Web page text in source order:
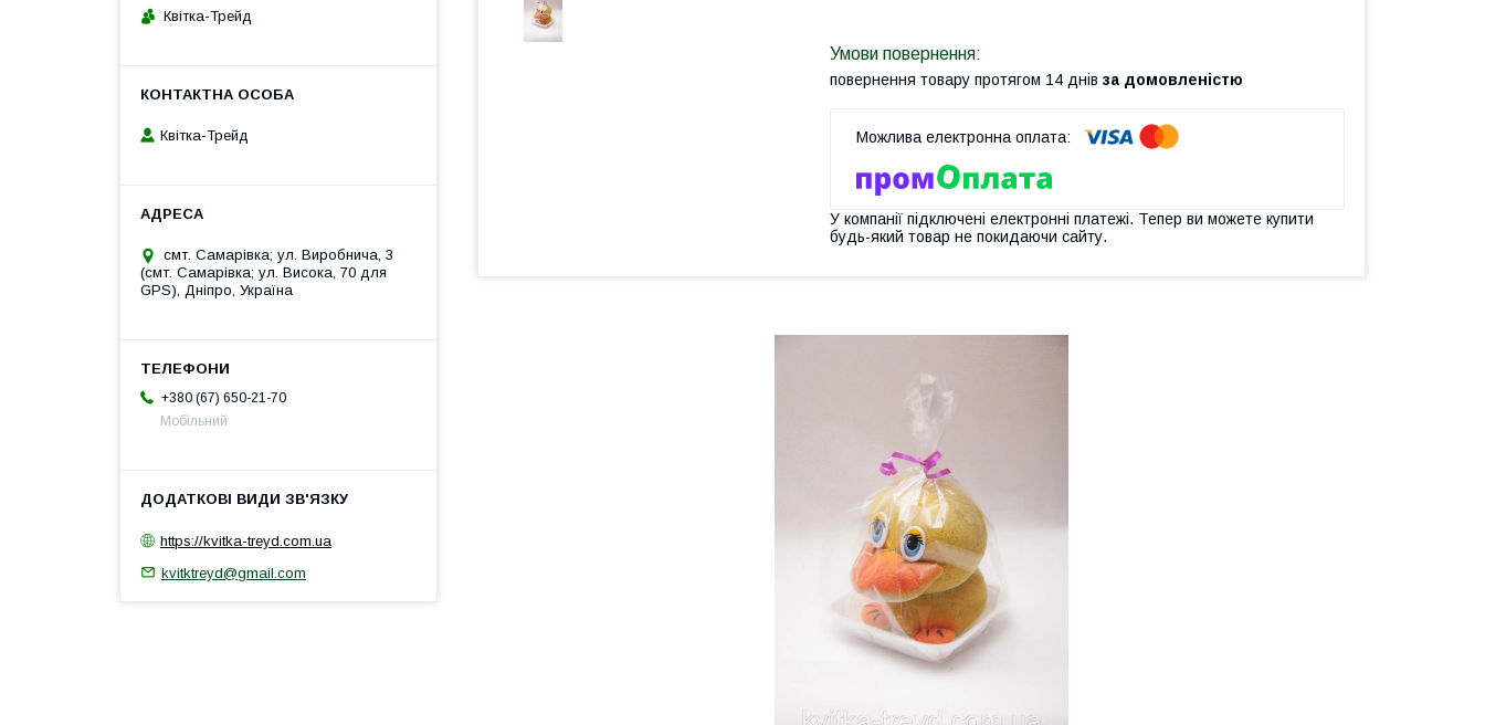
повернення товару протягом 14 днів за домовленістю
У компанії підключені електронні платежі. Тепер ви можете купити
будь-який товар не покидаючи сайту.
Квітка-Трейд
Квітка-Трейд
смт. Самарівка; ул. Виробнича, 3
(смт. Самарівка; ул. Висока, 70 для
GPS), Дніпро, Україна
+380 (67) 650-21-70
Мобільний
https://kvitka-treyd.com.ua
kvitktreyd@gmail.com